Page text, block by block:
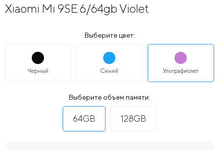
Xiaomi Mi 9SE 6/64gb Violet
Выберите цвет:
Черный Синий Ультрафиолет
Выберите объем памяти:
64GB 128GB